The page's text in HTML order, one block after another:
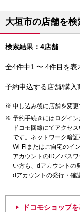
大垣市の店舗を
検索結果：4店舗
全4件中1 〜 4件目を
予約申込する店舗/購入
申し込み後に店舗を変更
予約手続きにはログイン
ドコモ回線にてアクセ
です。ネットワーク暗
Wi-Fiまたはご自宅のイ
アカウントのID／パス
い方も、dアカウントの
dアカウントの発行・確
ドコモショップ